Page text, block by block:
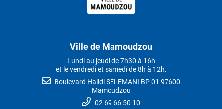
Ville de Mamoudzou
Lundi au jeudi de 7h30 à 16h
et le vendredi et samedi de 8h à 12h.
Boulevard Halidi SELEMANI BP 01 97600
Mamoudzou
02 69 66 50 10